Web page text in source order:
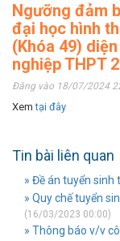
Ngưỡng đảm
đại học hình
(Khóa 49)
nghiệp THPT
Đăng vào 18/07/2024
Xemtại đây
Tin bài liên quan
» Đề án tuyển sinh
» Quy chế tuyển
(16/03/2023 00:00)
» Thông báo v/v